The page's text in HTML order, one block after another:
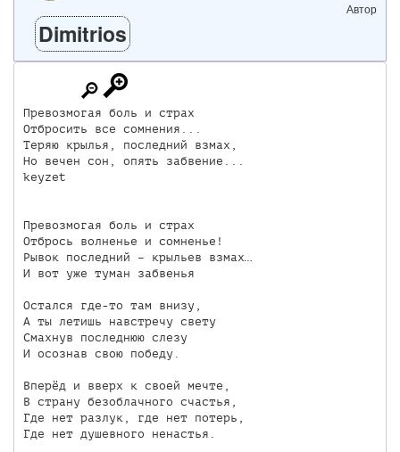
Автор
Dimitrios
Превозмогая боль и страх
Отбросить все сомнения...
Теряю крылья, последний взмах,
Но вечен сон, опять забвение...
keyzet
Превозмогая боль и страх
Отбрось волненье и сомненье!
Рывок последний – крыльев взмах…
И вот уже туман забвенья
Остался где-то там внизу,
А ты летишь навстречу свету
Смахнув последнюю слезу
И осознав свою победу.
Вперёд и вверх к своей мечте,
В страну безоблачного счастья,
Где нет разлук, где нет потерь,
Где нет душевного ненастья.